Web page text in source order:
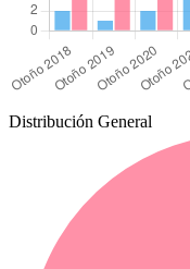
Distribución General